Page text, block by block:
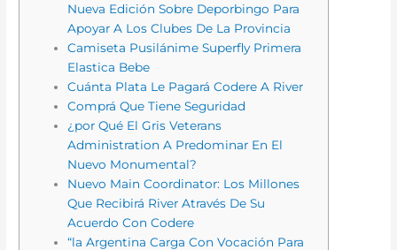
Nueva Edición Sobre Deporbingo Para
Apoyar A Los Clubes De La Provincia
Camiseta Pusilánime Superfly Primera
Elastica Bebe
Cuánta Plata Le Pagará Codere A River
Comprá Que Tiene Seguridad
¿por Qué El Gris Veterans
Administration A Predominar En El
Nuevo Monumental?
Nuevo Main Coordinator: Los Millones
Que Recibirá River Através De Su
Acuerdo Con Codere
“la Argentina Carga Con Vocación Para